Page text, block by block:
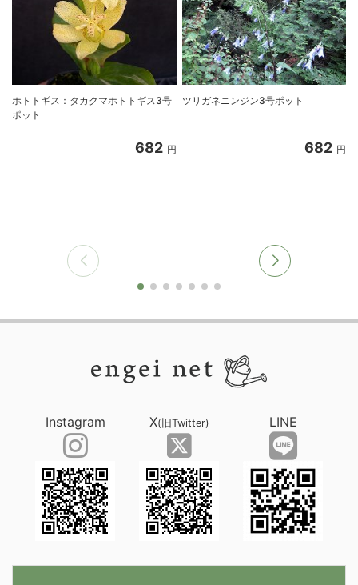
ホトトギス：タカクマホトトギス3号
ポット
682 円
ツリガネニンジン3号ポット
682 円
Instagram X(旧Twitter) LINE